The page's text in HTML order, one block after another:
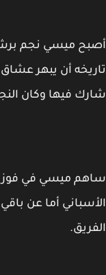
ميسي نجم
أن يبهر عشاق
فيها وكان النجم
أما عن باقي